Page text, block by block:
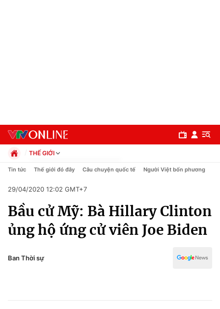
Chuyên mục
Chính trị
THẾ GIỚI
Chính trị
Pháp luật
Kinh tế
Thể thao
Truyền hình
Y tế
Tin tức Thế giới đó đây Câu chuyện quốc tế Người Việt bốn phương
29/04/2020 12:02 GMT+7
Bầu cử Mỹ: Bà Hillary Clinton
ủng hộ ứng cử viên Joe Biden
Ban Thời sự